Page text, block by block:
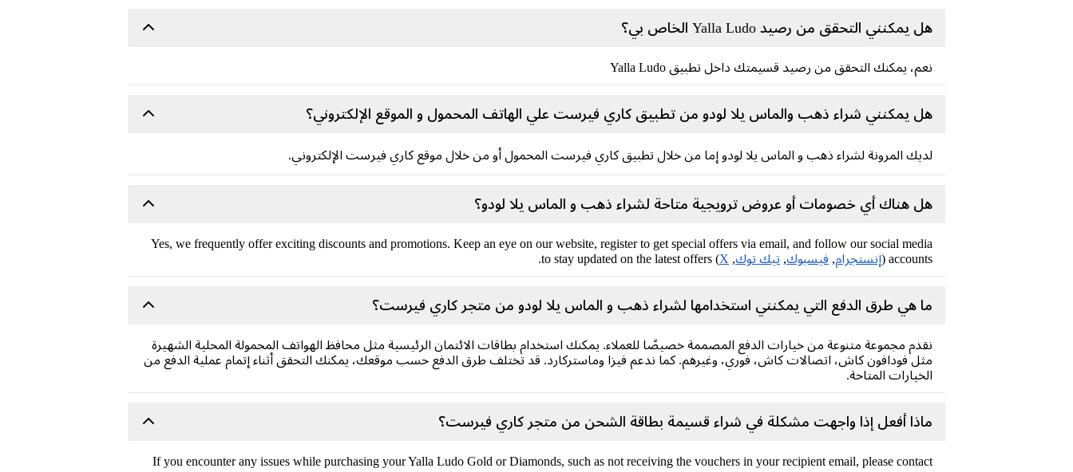
هل يمكنني التحقق من رصيد Yalla Ludo الخاص بي؟
نعم، يمكنك التحقق من رصيد قسيمتك داخل تطبيق Yalla Ludo
هل يمكنني شراء ذهب والماس يلا لودو من تطبيق كاري فيرست علي الهاتف المحمول و الموقع الإلكتروني؟
لديك المرونة لشراء ذهب و الماس يلا لودو إما من خلال تطبيق كاري فيرست المحمول أو من خلال موقع كاري فيرست الإلكتروني.
هل هناك أي خصومات أو عروض ترويجية متاحة لشراء ذهب و الماس يلا لودو؟
Yes, we frequently offer exciting discounts and promotions. Keep an eye on our website, register to get special offers via email, and follow our social media
accounts ( إنستجرام, فيسبوك, تيك توك,
X
) to stay updated on the latest offers.
ما هي طرق الدفع التي يمكنني استخدامها لشراء ذهب و الماس يلا لودو من متجر كاري فيرست؟
نقدم مجموعة متنوعة من خيارات الدفع المصممة خصيصًا للعملاء. يمكنك استخدام بطاقات الائتمان الرئيسية مثل محافظ الهواتف المحمولة المحلية الشهيرة
مثل فودافون كاش، اتصالات كاش، فوري، وغيرهم. كما ندعم فيزا وماستركارد. قد تختلف طرق الدفع حسب موقعك، يمكنك التحقق أثناء إتمام عملية الدفع من
الخيارات المتاحة.
ماذا أفعل إذا واجهت مشكلة في شراء قسيمة بطاقة الشحن من متجر كاري فيرست؟
If you encounter any issues while purchasing your Yalla Ludo Gold or Diamonds, such as not receiving the vouchers in your recipient email, please contact